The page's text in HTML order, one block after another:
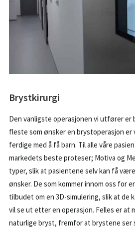
Brystkirurgi
Den vanligste operasjonen vi utfører
fleste som ønsker en brystoperasjon er
ferdige med å få barn. Til alle våre
markedets beste proteser; Motiva og
typer, slik at pasientene selv kan få
ønsker. De som kommer innom oss for
tilbudet om en 3D-simulering, slik at de
vil se ut etter en operasjon. Felles er at
naturlige bryst, fremfor at brystene ser